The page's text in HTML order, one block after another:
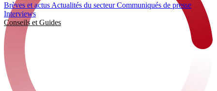
Brèves et actus Actualités du secteurCommuniqués de presse
Interviews
Conseils et Guides